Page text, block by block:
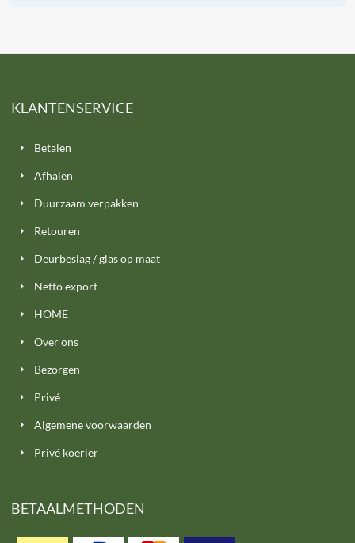
KLANTENSERVICE
Betalen
Afhalen
Duurzaam verpakken
Retouren
Deurbeslag / glas op maat
Netto export
HOME
Over ons
Bezorgen
Privé
Algemene voorwaarden
Privé koerier
BETAALMETHODEN